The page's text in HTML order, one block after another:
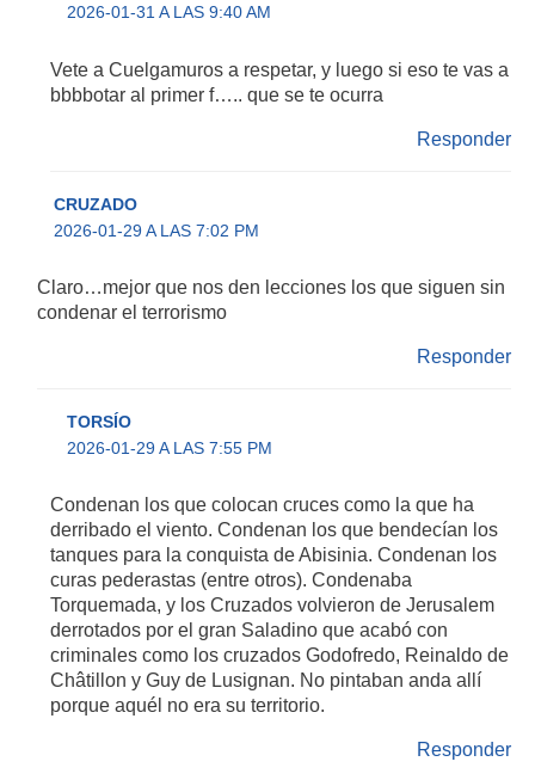
2026-01-31 A LAS 9:40 AM
Vete a Cuelgamuros a respetar, y luego si eso te vas a
bbbbotar al primer f….. que se te ocurra
Responder
CRUZADO
2026-01-29 A LAS 7:02 PM
Claro…mejor que nos den lecciones los que siguen sin
condenar el terrorismo
Responder
TORSÍO
2026-01-29 A LAS 7:55 PM
Condenan los que colocan cruces como la que ha
derribado el viento. Condenan los que bendecían los
tanques para la conquista de Abisinia. Condenan los
curas pederastas (entre otros). Condenaba
Torquemada, y los Cruzados volvieron de Jerusalem
derrotados por el gran Saladino que acabó con
criminales como los cruzados Godofredo, Reinaldo de
Châtillon y Guy de Lusignan. No pintaban anda allí
porque aquél no era su territorio.
Responder